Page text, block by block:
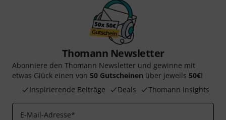
Thomann Newsletter
Abonniere den Thomann Newsletter und gewinne mit
etwas Glück einen von 50 Gutscheinen über jeweils 50€!
Inspirierende Beiträge
Deals Thomann Insights
E-Mail-Adresse*